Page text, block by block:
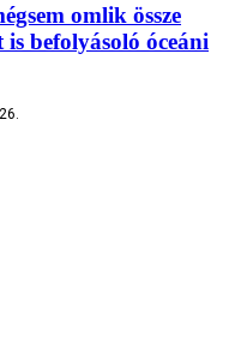
omlik össze
befolyásoló óceáni